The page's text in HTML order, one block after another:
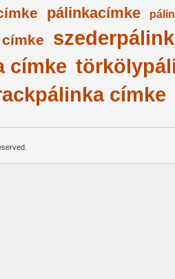
pálinkacímke
címke
címke